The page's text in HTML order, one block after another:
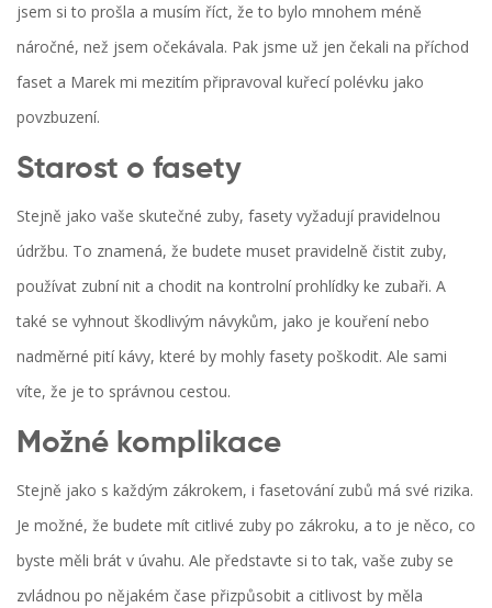
jsem si to prošla a musím říct, že to bylo mnohem méně
náročné, než jsem očekávala. Pak jsme už jen čekali na příchod
faset a Marek mi mezitím připravoval kuřecí polévku jako
povzbuzení.
Starost o fasety
Stejně jako vaše skutečné zuby, fasety vyžadují pravidelnou
údržbu. To znamená, že budete muset pravidelně čistit zuby,
používat zubní nit a chodit na kontrolní prohlídky ke zubaři. A
také se vyhnout škodlivým návykům, jako je kouření nebo
nadměrné pití kávy, které by mohly fasety poškodit. Ale sami
víte, že je to správnou cestou.
Možné komplikace
Stejně jako s každým zákrokem, i fasetování zubů má své rizika.
Je možné, že budete mít citlivé zuby po zákroku, a to je něco, co
byste měli brát v úvahu. Ale představte si to tak, vaše zuby se
zvládnou po nějakém čase přizpůsobit a citlivost by měla